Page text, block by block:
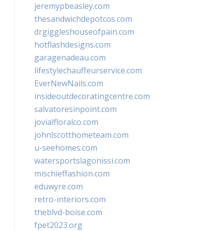
jeremypbeasley.com
thesandwichdepotcos.com
drgiggleshouseofpain.com
hotflashdesigns.com
garagenadeau.com
lifestylechauffeurservice.com
EverNewNails.com
insideoutdecoratingcentre.com
salvatoresinpoint.com
jovialfloralco.com
johnlscotthometeam.com
u-seehomes.com
watersportslagonissi.com
mischieffashion.com
eduwyre.com
retro-interiors.com
theblvd-boise.com
fpet2023.org